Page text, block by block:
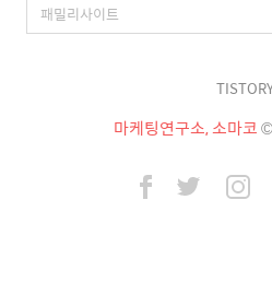
마케팅연구소, 소마코